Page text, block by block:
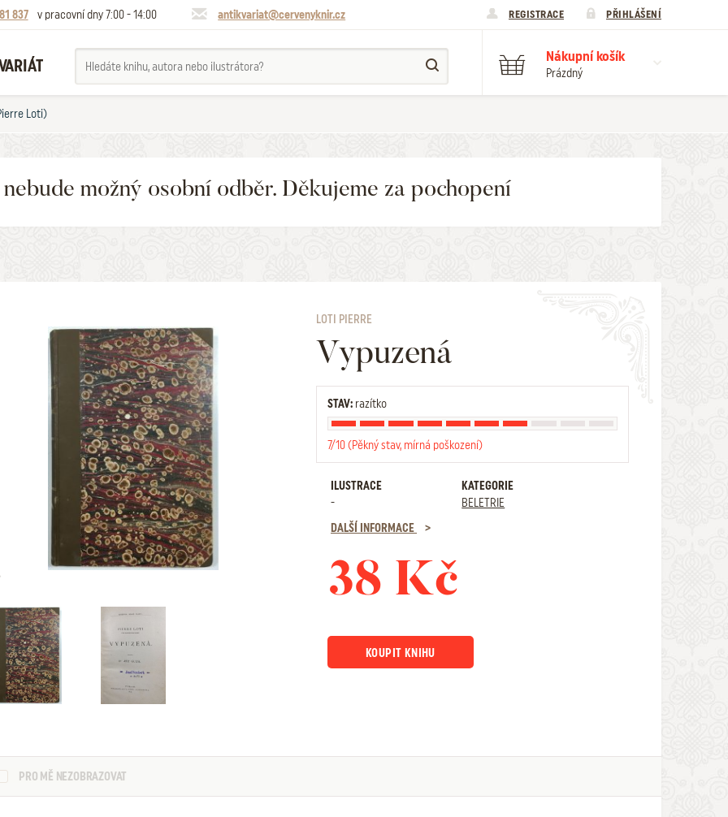
837 v pracovní dny 7:00 - 14:00 antikvariat@cervenyknir.cz REGISTRACE PŘIHLÁŠENÍ
Nákupní košík
Prázdný
Loti)
možný osobní odběr. Děkujeme za pochopení
LOTI PIERRE
Vypuzená
STAV: razítko
7/10 (Pěkný stav, mírná poškození)
ILUSTRACE
-
KATEGORIE
BELETRIE
DALŠÍ INFORMACE
38 Kč
KOUPIT KNIHU
PRO MĚ NEZOBRAZOVAT